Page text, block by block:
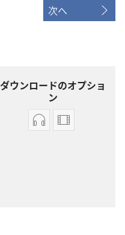
次へ
ダウンロードのオプショ
ン
オー ビ